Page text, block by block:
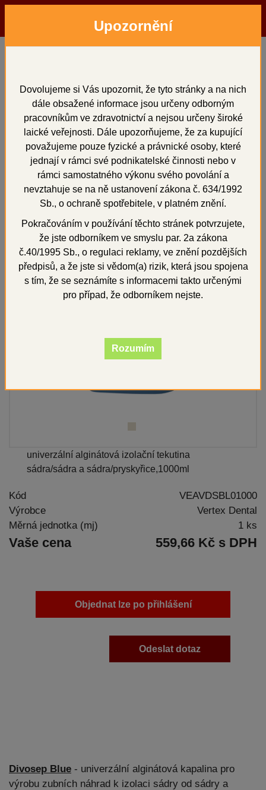
Hledat Přihlásit
Vertex Divosep Blue
+
univerzální alginátová izolační tekutina
sádra/sádra a sádra/pryskyřice,1000ml
Kód
VEAVDSBL01000
Výrobce
Vertex Dental
Měrná jednotka (mj)
1 ks
Vaše cena 559,66 Kč s DPH
Objednat lze po přihlášení
Odeslat dotaz
Divosep Blue - univerzální alginátová kapalina pro
výrobu zubních náhrad k izolaci sádry od sádry a
Upozornění
Dovolujeme si Vás upozornit, že tyto stránky a na nich
dále obsažené informace jsou určeny odborným
pracovníkům ve zdravotnictví a nejsou určeny široké
laické veřejnosti. Dále upozorňujeme, že za kupující
považujeme pouze fyzické a právnické osoby, které
jednají v rámci své podnikatelské činnosti nebo v
rámci samostatného výkonu svého povolání a
nevztahuje se na ně ustanovení zákona č. 634/1992
Sb., o ochraně spotřebitele, v platném znění.
Pokračováním v používání těchto stránek potvrzujete,
že jste odborníkem ve smyslu par. 2a zákona
č.40/1995 Sb., o regulaci reklamy, ve znění pozdějších
předpisů, a že jste si vědom(a) rizik, která jsou spojena
s tím, že se seznámíte s informacemi takto určenými
pro případ, že odborníkem nejste.
Rozumím